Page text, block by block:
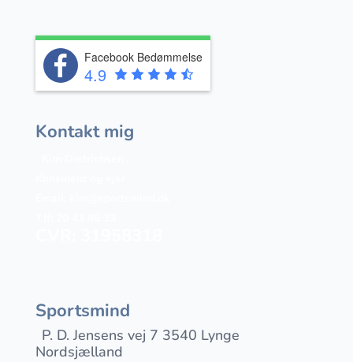
Facebook Bedømmelse
4.9
Kontakt mig
Sportsmind
P. D. Jensens vej 7 3540 Lynge
Nordsjælland